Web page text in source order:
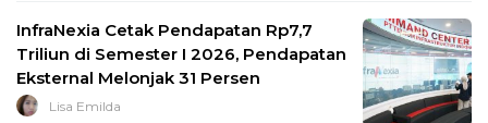
InfraNexia Cetak Pendapatan Rp7,7
Triliun di Semester I 2026, Pendapatan
Eksternal Melonjak 31 Persen
Lisa Emilda